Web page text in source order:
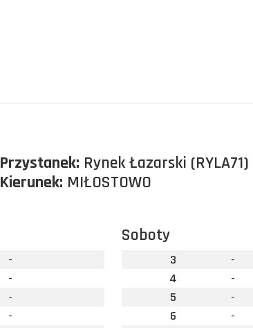
Przystanek: Rynek Łazarski (RYLA71)
Kierunek: MIŁOSTOWO
-
-
-
-
Soboty
3
-
4
-
5
-
6
-